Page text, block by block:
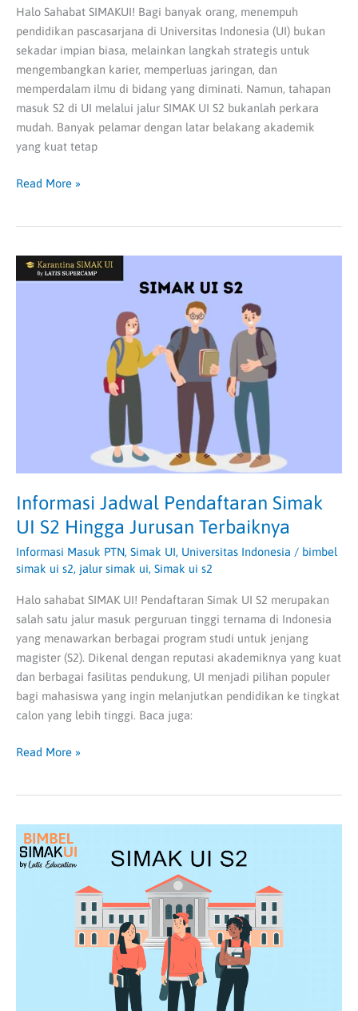
Halo Sahabat SIMAKUI! Bagi banyak orang, menempuh
pendidikan pascasarjana di Universitas Indonesia (UI) bukan
sekadar impian biasa, melainkan langkah strategis untuk
mengembangkan karier, memperluas jaringan, dan
memperdalam ilmu di bidang yang diminati. Namun, tahapan
masuk S2 di UI melalui jalur SIMAK UI S2 bukanlah perkara
mudah. Banyak pelamar dengan latar belakang akademik
yang kuat tetap
Read More »
Informasi Jadwal Pendaftaran Simak
UI S2 Hingga Jurusan Terbaiknya
Informasi Masuk PTN, Simak UI, Universitas Indonesia / bimbel
simak ui s2, jalur simak ui, Simak ui s2
Halo sahabat SIMAK UI! Pendaftaran Simak UI S2 merupakan
salah satu jalur masuk perguruan tinggi ternama di Indonesia
yang menawarkan berbagai program studi untuk jenjang
magister (S2). Dikenal dengan reputasi akademiknya yang kuat
dan berbagai fasilitas pendukung, UI menjadi pilihan populer
bagi mahasiswa yang ingin melanjutkan pendidikan ke tingkat
calon yang lebih tinggi. Baca juga:
Informasi
Jadwal
Read More »
Hal
Penting